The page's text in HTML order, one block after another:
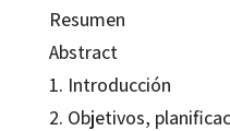
Resumen
Abstract
1. Introducción
2. Objetivos,